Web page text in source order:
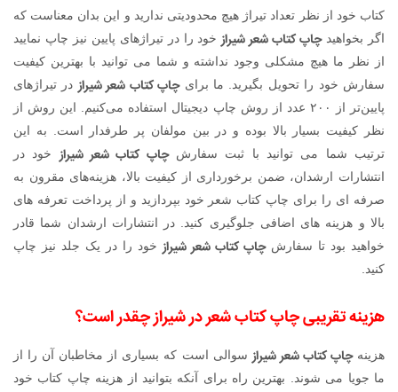
کتاب خود از نظر تعداد تیراژ هیچ محدودیتی ندارید و این بدان معناست که
اگر بخواهیدچاپ کتاب شعر شیراز خود را در تیراژهای پایین نیز چاپ نمایید
از نظر ما هیچ مشکلی وجود نداشته و شما می توانید با بهترین کیفیت
سفارش خود را تحویل بگیرید. ما برایچاپ کتاب شعر شیراز در تیراژهای
پایین‌تر از ۲۰۰ عدد از روش چاپ دیجیتال استفاده می‌کنیم. این روش از
نظر کیفیت بسیار بالا بوده و در بین مولفان پر طرفدار است. به این
ترتیب شما می توانید با ثبت سفارشچاپ کتاب شعر شیراز خود در
انتشارات ارشدان، ضمن برخورداری از کیفیت بالا، هزینه‌های مقرون به
صرفه ای را برای چاپ کتاب شعر خود بپردازید و از پرداخت تعرفه های
بالا و هزینه های اضافی جلوگیری کنید. در انتشارات ارشدان شما قادر
خواهید بود تا سفارشچاپ کتاب شعر شیراز خود را در یک جلد نیز چاپ
کنید.
هزینه تقریبی چاپ کتاب شعر در شیراز چقدر است؟
هزینهچاپ کتاب شعر شیراز سوالی است که بسیاری از مخاطبان آن را از
ما جویا می شوند. بهترین راه برای آنکه بتوانید از هزینه چاپ کتاب خود